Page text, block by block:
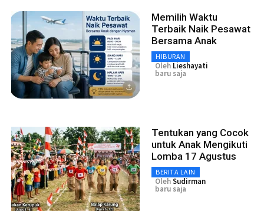
Memilih Waktu
Terbaik Naik Pesawat
Bersama Anak
HIBURAN
Oleh Lieshayati
baru saja
Tentukan yang Cocok
untuk Anak Mengikuti
Lomba 17 Agustus
BERITA LAIN
OlehSudirman
baru saja